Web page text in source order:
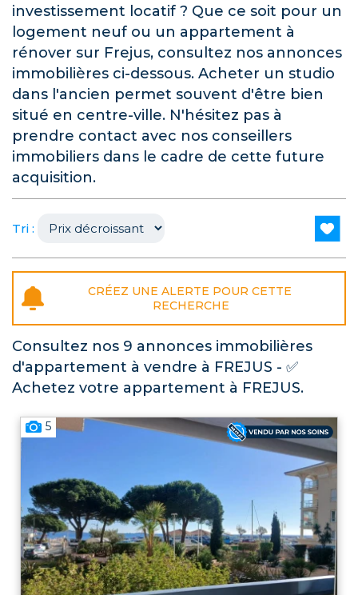
investissement locatif ? Que ce soit pour un
logement neuf ou un appartement à
rénover sur Frejus, consultez nos annonces
immobilières ci-dessous. Acheter un studio
dans l'ancien permet souvent d'être bien
situé en centre-ville. N'hésitez pas à
prendre contact avec nos conseillers
immobiliers dans le cadre de cette future
acquisition.
Tri :
Consultez nos 9 annonces immobilières
d'appartement à vendre à FREJUS - ✅
Achetez votre appartement à FREJUS.
5